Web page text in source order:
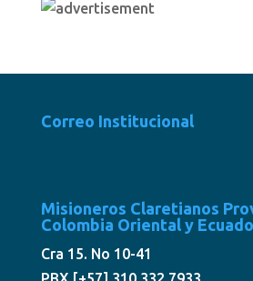
Correo Institucional
Misioneros Claretianos
Colombia Oriental y
Cra 15. No 10-41